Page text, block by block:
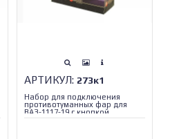
АРТИКУЛ: 273к1
Набор для подключения
противотуманных фар для
ВАЗ-1117-19 с кнопкой